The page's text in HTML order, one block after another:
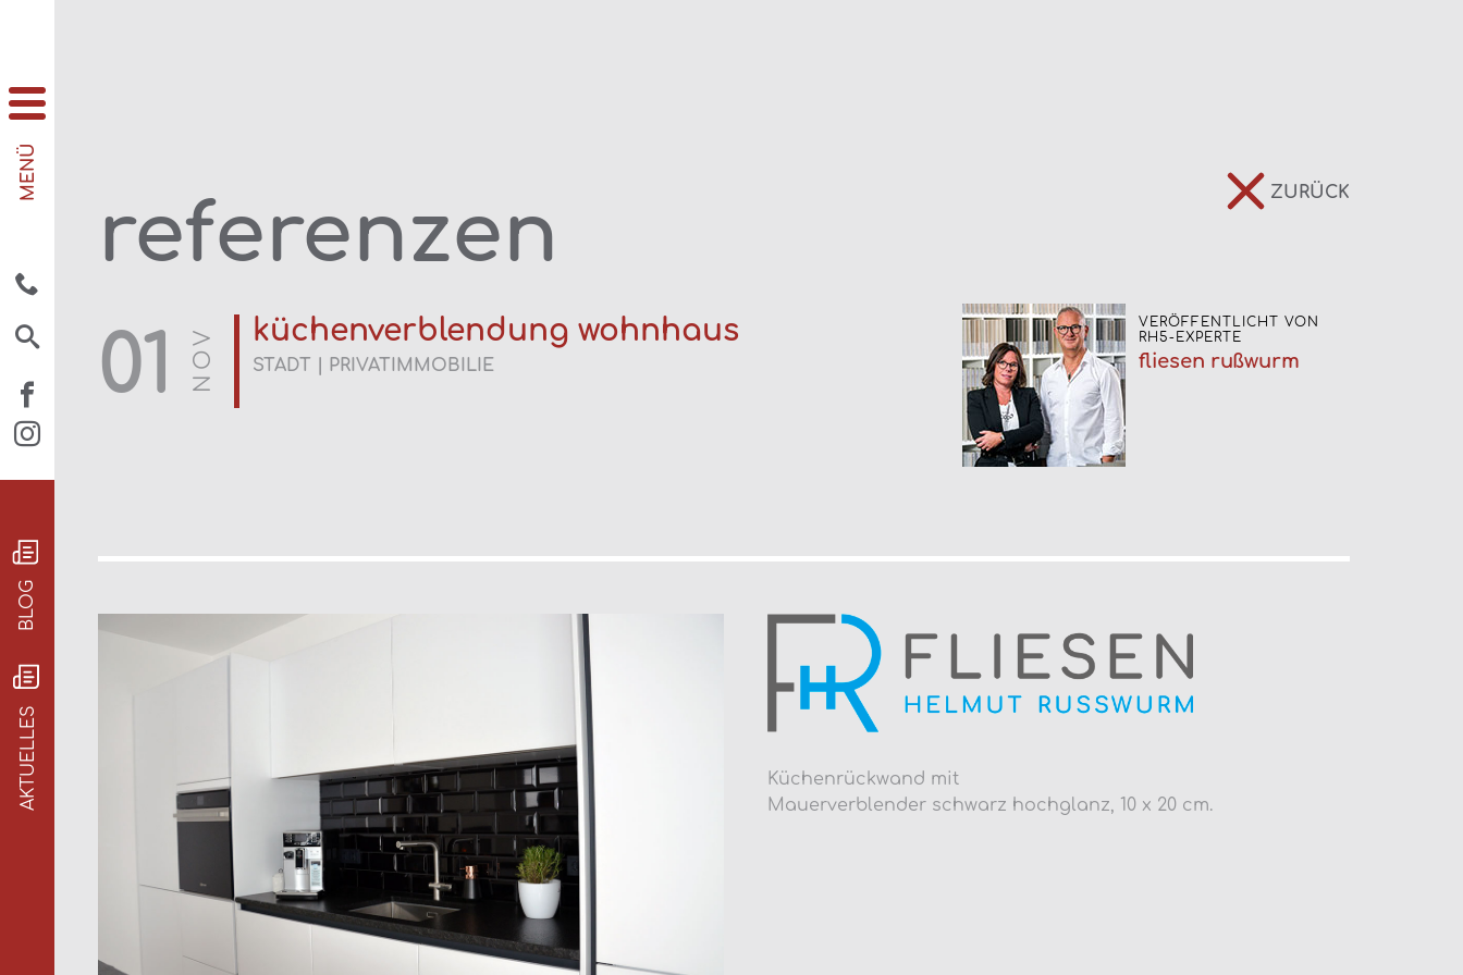
MENÜ
BLOG
AKTUELLES
ZURÜCK
referenzen
01 NOV küchenverblendung wohnhaus
STADT | PRIVATIMMOBILIE
VERÖFFENTLICHT VON
RH5-EXPERTE
fliesen rußwurm
Küchenrückwand mit
Mauerverblender schwarz hochglanz, 10 x 20 cm.